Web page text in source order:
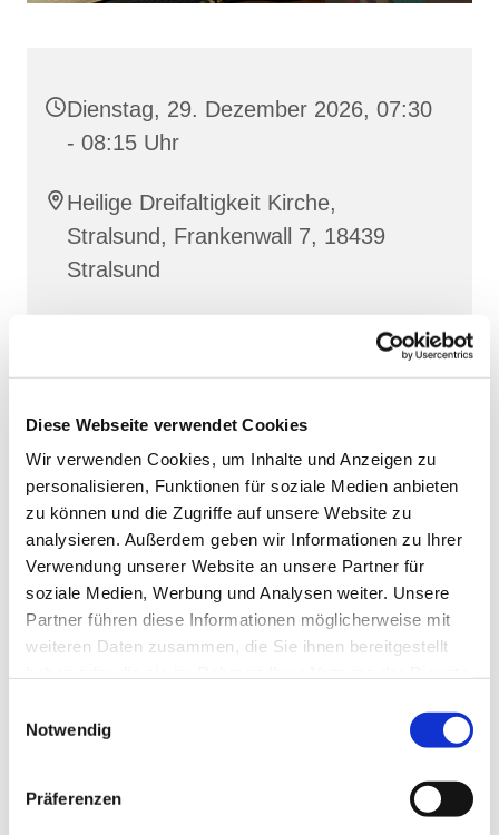
Diese Webseite verwendet Cookies
Wir verwenden Cookies, um Inhalte und Anzeigen zu
personalisieren, Funktionen für soziale Medien anbieten
zu können und die Zugriffe auf unsere Website zu
analysieren. Außerdem geben wir Informationen zu Ihrer
Verwendung unserer Website an unsere Partner für
soziale Medien, Werbung und Analysen weiter. Unsere
Partner führen diese Informationen möglicherweise mit
weiteren Daten zusammen, die Sie ihnen bereitgestellt
Notwendig
Präferenzen
Dienstag, 29. Dezember 2026, 07:30
- 08:15 Uhr
Heilige Dreifaltigkeit Kirche,
Stralsund, Frankenwall 7, 18439
Stralsund
Lesehore
und die Laudes
. Dazu hören wir das
stiller Meditation.
ZumMitbetenempfehlen wirstundengebet.de
das auch als kostenloseAndroid- undiOS-App
zur Verfügung steht.